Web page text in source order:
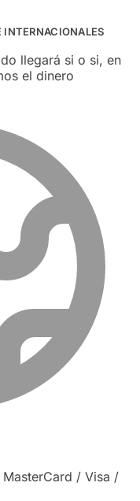
INTERNACIONALES
llegará si o si, en
el dinero
/ Visa /